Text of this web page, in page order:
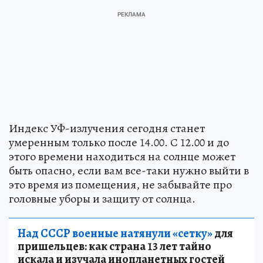
Индекс УФ-излучения сегодня станет
умеренным только после 14.00. С 12.00 и до
этого времени находиться на солнце может
быть опасно, если вам все-таки нужно выйти в
это время из помещения, не забывайте про
головные уборы и защиту от солнца.
Над СССР военные натянули «сетку»для
пришельцев: как страна 13 лет тайно
искала и изучала инопланетных гостей